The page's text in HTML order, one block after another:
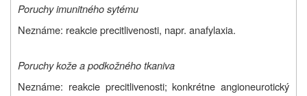
Poruchy imunitného sytému
Neznáme: reakcie precitlivenosti, napr. anafylaxia.
Poruchy kože a podkožného tkaniva
Neznáme: reakcie precitlivenosti; konkrétne angioneurotický